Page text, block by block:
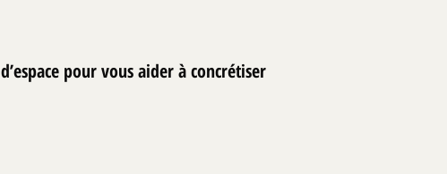
pour vous aider à concrétiser